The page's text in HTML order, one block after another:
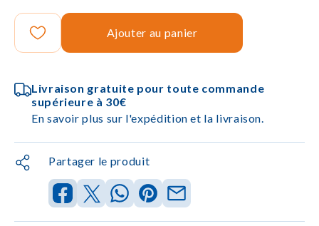
Ajouter au panier
Livraison gratuite pour toute commande
supérieure à 30€
En savoir plus sur l'expédition et la livraison.
Partager le produit